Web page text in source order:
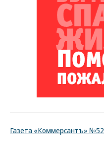
Газета «Коммерсантъ» №52